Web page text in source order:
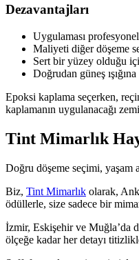
Dezavantajları
Uygulaması
Maliyeti diğer döşeme
Sert bir yüzey olduğu
Doğrudan güneş
Epoksi kaplama seçerken,
kaplamanın uygulanacağı
Tint Mimarlık
Doğru döşeme seçimi, yaşam
Biz, Tint Mimarlık olarak,
ödüllerle, size sadece bir
İzmir, Eskişehir ve Muğla’da
ölçeğe kadar her detayı